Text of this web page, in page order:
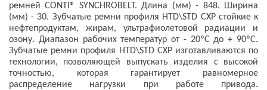
ремней CONTI® SYNCHROBELT. Длина (мм) - 848. Ширина
(мм) - 30. Зубчатые ремни профиля HTD\STD CXP стойкие к
нефтепродуктам, жирам, ультрафиолетовой радиации и
озону. Диапазон рабочих температур от - 20ºC до + 90ºC.
Зубчатые ремни профиля HTD\STD CXP изготавливаются по
технологии, позволяющей выпускать изделия с высокой
точностью, которая гарантирует равномерное
распределение нагрузки при работе привода.